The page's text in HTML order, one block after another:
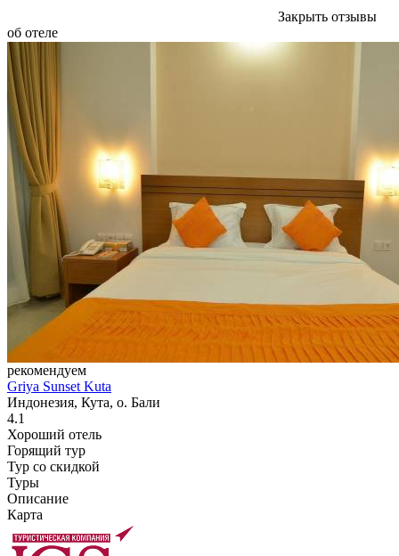
Закрыть отзывы
об отеле
рекомендуем
Griya Sunset Kuta
Индонезия, Кута, о. Бали
4.1
Хороший отель
Горящий тур
Тур со скидкой
Туры
Описание
Карта